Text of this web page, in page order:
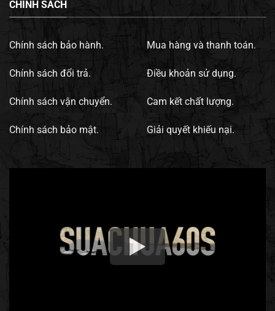
CHÍNH SÁCH
Chính sách bảo hành.
Chính sách đổi trả.
Chính sách vận chuyển.
Chính sách bảo mật.
Mua hàng và thanh toán.
Điều khoản sử dụng.
Cam kết chất lượng.
Giải quyết khiếu nại.